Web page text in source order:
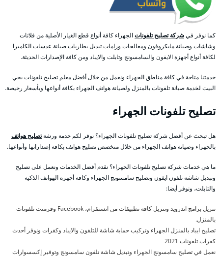
كما نوفر فيشركة تصليح تلفوناتالجهراء كافة أنواع قطع الغيار الأصلية من فلاتات
وشاشات وصيانة مايكروفون ومعالجات ورامات تبديل بطاريات صيانة عدسات الكاميرا
لكافة أنواع أجهزة الايفون والسامسونج وتابلت والايباد ومن كافة الإصدارات الحديثة.
خدمتنا متاحة في كافة مناطق الجهراء ونعمل من خلال أفضل معلم تصليح تلفونات يجي
البيت لخدمة صيانة تلفونات بالمنزل ولصيانة هواتف الجهراء بكافة أنواعها وبأسعار رخيصة.
تصليح تلفونات الجهراء
هل تبحث عن أفضل شركة تصليح تلفونات الجهراء؟ نوفر لكم خدمة ورشةتصليح هواتف
بالجهراء وصيانة هواتف الجهراء من خلال متخصص تصليح هواتف بكافة إصداراتها وأنواعها.
ما هي خدمات شركة تصليح تلفونات الجهراء؟ نقدم أفضل الخدمات ونعمل على تصليح
وتبديل شاشة تلفون ايفون وتصليح سامسونج الجهراء وكافة أجهزة الهواتف الذكية
والتابلت، ونوفر أيضا:
تنزيل برامج اندرويد وتنزيل كافة تطبيقات من انستقرام، Facebook وفرمتت تلفونات
بالمنزل.
تصليح ايباد بالمنزل الجهراء وتركيب حماية شاشة للتلفون والايباد وكفرات ونوفر أحدث
كفرات تلفونات 2021
نعمل في تصليح سامسونج الجهراء وتبديل شاشة تلفون سامسونج وتوفير إكسسوارات